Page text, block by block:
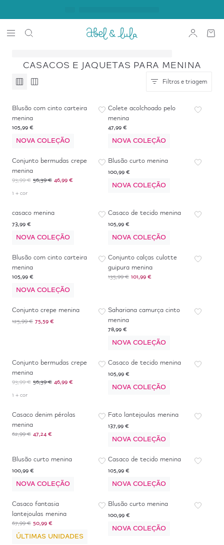
CASACOS E JAQUETAS PARA MENINA
Filtros e triagem
Blusão com cinto carteira
menina
105,99 €
NOVA COLEÇÃO
Colete acolchoado pelo
menina
47,99 €
NOVA COLEÇÃO
-50%*
Conjunto bermudas crepe
menina
93,99 € 56,39 € 46,99 €
1 + cor
Blusão curto menina
100,99 €
NOVA COLEÇÃO
casaco menina
73,99 €
NOVA COLEÇÃO
Casaco de tecido menina
105,99 €
NOVA COLEÇÃO
Blusão com cinto carteira
menina
105,99 €
NOVA COLEÇÃO
-25%
Conjunto calças culotte
guipura menina
135,99 € 101,99 €
-40%
Conjunto crepe menina
125,99 € 75,59 €
Sahariana camurça cinto
menina
78,99 €
NOVA COLEÇÃO
Conjunto bermudas crepe
menina
93,99 € 56,39 € 46,99 €
1 + cor
Casaco de tecido menina
105,99 €
NOVA COLEÇÃO
-25
Casaco denim pérolas
menina
62,99 € 47,24 €
Fato lantejoulas menina
137,99 €
NOVA COLEÇÃO
Blusão curto menina
100,99 €
NOVA COLEÇÃO
Casaco de tecido menina
105,99 €
NOVA COLEÇÃO
-25%
Casaco fantasia
lantejoulas menina
67,99 € 50,99 €
ÚLTIMAS UNIDADES
Blusão curto menina
100,99 €
NOVA COLEÇÃO
-25%